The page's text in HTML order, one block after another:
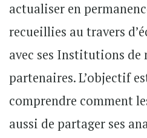
actualiser en
recueillies au travers
avec ses Institutions de
partenaires. L’objectif
comprendre comment
aussi de partager ses